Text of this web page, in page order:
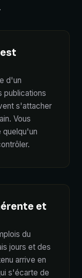
d'un
publications
s'attacher
Vous
quelqu'un
et
du
jours et des
arrive en
s'écarte de